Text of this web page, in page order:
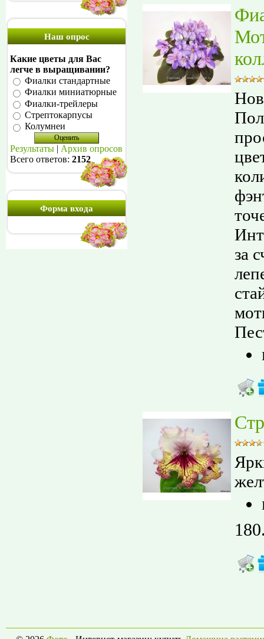
Наш опрос
Какие цветы для Вас
легче в выращивании?
Фиалки стандартные
Фиалки миниатюрные
Фиалки-трейлеры
Стрептокарпусы
Колумнеи
Результаты
Архив опросов
Всего ответов: 2152
Форма входа
за